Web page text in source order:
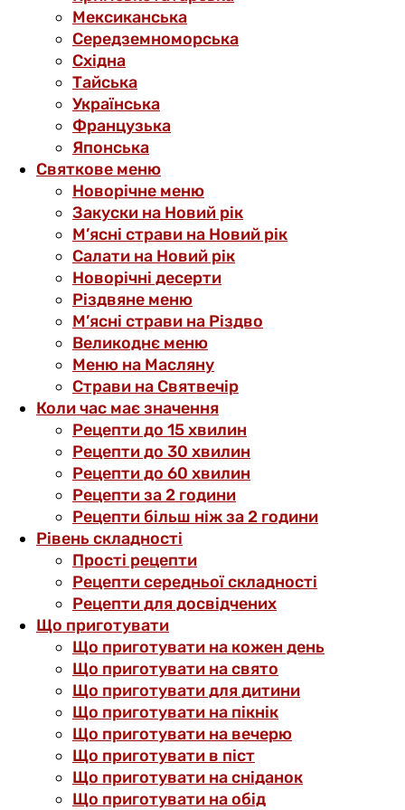
Мексиканська
Середземноморська
Східна
Тайська
Українська
Французька
Японська
Святкове меню
Новорічне меню
Закуски на Новий рік
М’ясні страви на Новий рік
Салати на Новий рік
Новорічні десерти
Різдвяне меню
М’ясні страви на Різдво
Великоднє меню
Меню на Масляну
Страви на Святвечір
Коли час має значення
Рецепти до 15 хвилин
Рецепти до 30 хвилин
Рецепти до 60 хвилин
Рецепти за 2 години
Рецепти більш ніж за 2 години
Рівень складності
Прості рецепти
Рецепти середньої складності
Рецепти для досвідчених
Що приготувати
Що приготувати на кожен день
Що приготувати на свято
Що приготувати для дитини
Що приготувати на пікнік
Що приготувати на вечерю
Що приготувати в піст
Що приготувати на сніданок
Що приготувати на обід